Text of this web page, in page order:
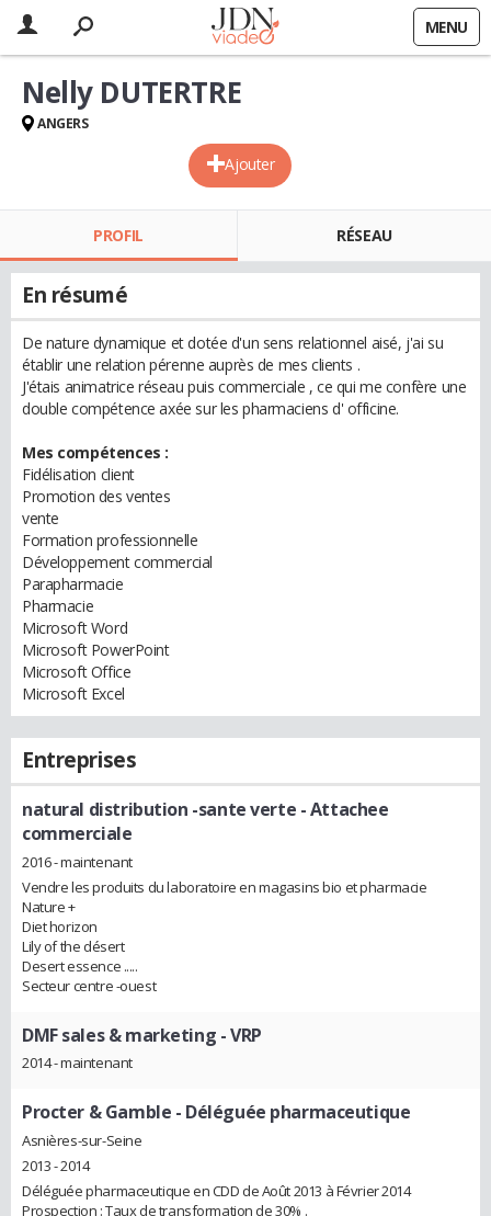
MENU
Ajouter
Nelly DUTERTRE
ANGERS
PROFIL RÉSEAU
En résumé
De nature dynamique et dotée d'un sens relationnel aisé, j'ai su
établir une relation pérenne auprès de mes clients .
J'étais animatrice réseau puis commerciale , ce qui me confère une
double compétence axée sur les pharmaciens d' officine.
Mes compétences :
Fidélisation client
Promotion des ventes
vente
Formation professionnelle
Développement commercial
Parapharmacie
Pharmacie
Microsoft Word
Microsoft PowerPoint
Microsoft Office
Microsoft Excel
Entreprises
natural distribution -sante verte - Attachee
commerciale
2016 - maintenant
Vendre les produits du laboratoire en magasins bio et pharmacie
Nature +
Diet horizon
Lily of the désert
Desert essence .....
Secteur centre -ouest
DMF sales & marketing - VRP
2014 - maintenant
Procter & Gamble - Déléguée pharmaceutique
Asnières-sur-Seine
2013 - 2014
Déléguée pharmaceutique en CDD de Août 2013 à Février 2014
Prospection : Taux de transformation de 30% .